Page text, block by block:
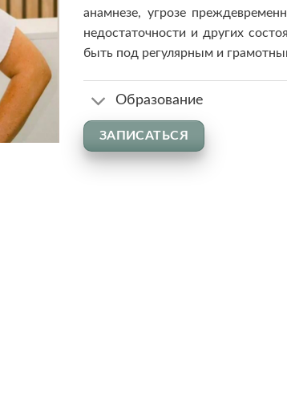
анамнезе, угрозе
недостаточности и других
быть под регулярным и
Образование
ЗАПИСАТЬСЯ